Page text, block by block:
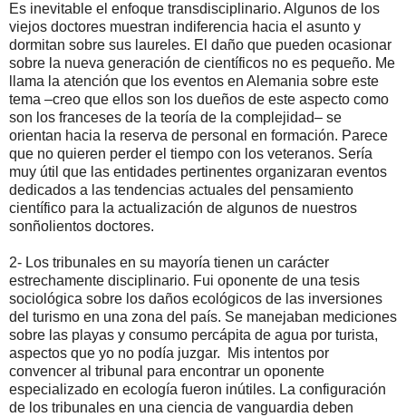
Es inevitable el enfoque transdisciplinario. Algunos de los
viejos doctores muestran indiferencia hacia el asunto y
dormitan sobre sus laureles. El daño que pueden ocasionar
sobre la nueva generación de científicos no es pequeño. Me
llama la atención que los eventos en Alemania sobre este
tema –creo que ellos son los dueños de este aspecto como
son los franceses de la teoría de la complejidad– se
orientan hacia la reserva de personal en formación. Parece
que no quieren perder el tiempo con los veteranos. Sería
muy útil que las entidades pertinentes organizaran eventos
dedicados a las tendencias actuales del pensamiento
científico para la actualización de algunos de nuestros
sonñolientos doctores.
2- Los tribunales en su mayoría tienen un carácter
estrechamente disciplinario. Fui oponente de una tesis
sociológica sobre los daños ecológicos de las inversiones
del turismo en una zona del país. Se manejaban mediciones
sobre las playas y consumo percápita de agua por turista,
aspectos que yo no podía juzgar.
Mis intentos por
convencer al tribunal para encontrar un oponente
especializado en ecología fueron inútiles. La configuración
de los tribunales en una ciencia de vanguardia deben